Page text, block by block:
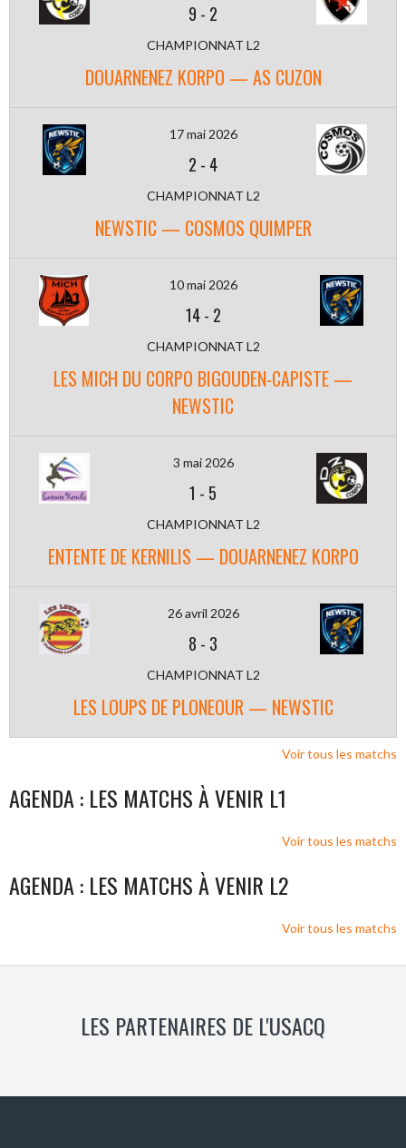
9 - 2
CHAMPIONNAT L2
DOUARNENEZ KORPO — AS CUZON
17 mai 2026
2 - 4
CHAMPIONNAT L2
NEWSTIC — COSMOS QUIMPER
10 mai 2026
14- 2
CHAMPIONNAT L2
LES MICH DU CORPO BIGOUDEN-CAPISTE —
NEWSTIC
3 mai 2026
1 - 5
CHAMPIONNAT L2
ENTENTE DE KERNILIS — DOUARNENEZ KORPO
26 avril 2026
8 - 3
CHAMPIONNAT L2
LES LOUPS DE PLONEOUR — NEWSTIC
Voir tous les matchs
AGENDA : LES MATCHS À VENIR L1
Voir tous les matchs
AGENDA : LES MATCHS À VENIR L2
Voir tous les matchs
LES PARTENAIRES DE L'USACQ